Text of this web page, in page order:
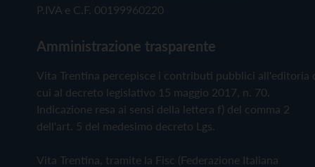
P.IVA e C.F. 00199960220
Amministrazione trasparente
Vita Trentina percepisce i contributi pubblici all'editoria
cui al decreto legislativo 15 maggio 2017, n. 70.
Indicazione resa ai sensi della lettera f) del comma 2
dell'art. 5 del medesimo decreto Lgs.
Vita Trentina, tramite la Fisc (Federazione Italiana